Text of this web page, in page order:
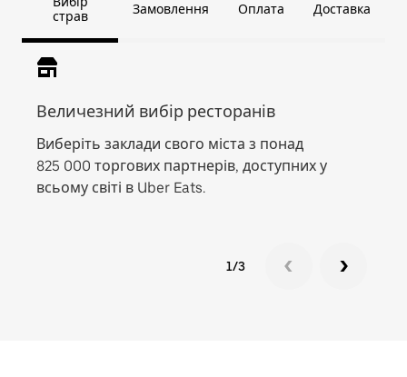
страв
Замовлення Оплата Доставка
Величезний вибір ресторанів
Виберіть заклади свого міста з понад
825 000 торгових партнерів, доступних у
всьому світі в Uber Eats.
1/3